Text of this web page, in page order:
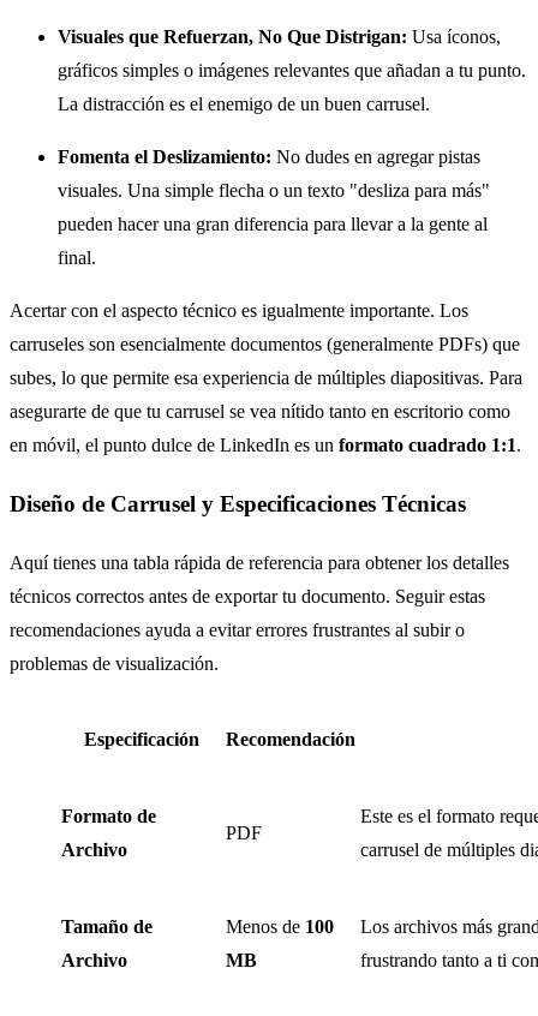
Visuales que Refuerzan, No Que Distrigan: Usa íconos,
gráficos simples o imágenes relevantes que añadan a tu punto.
La distracción es el enemigo de un buen carrusel.
Fomenta el Deslizamiento: No dudes en agregar pistas
visuales. Una simple flecha o un texto "desliza para más"
pueden hacer una gran diferencia para llevar a la gente al
final.
Acertar con el aspecto técnico es igualmente importante. Los
carruseles son esencialmente documentos (generalmente PDFs) que
subes, lo que permite esa experiencia de múltiples diapositivas. Para
asegurarte de que tu carrusel se vea nítido tanto en escritorio como
en móvil, el punto dulce de LinkedIn es un formato cuadrado 1:1.
Diseño de Carrusel y Especificaciones Técnicas
Aquí tienes una tabla rápida de referencia para obtener los detalles
técnicos correctos antes de exportar tu documento. Seguir estas
recomendaciones ayuda a evitar errores frustrantes al subir o
problemas de visualización.
Especificación Recomendación
Formato de
Archivo
PDF
Este es el formato
carrusel de múltiples
Tamaño de
Archivo
Menos de 100
MB
Los archivos más
frustrando tanto a ti